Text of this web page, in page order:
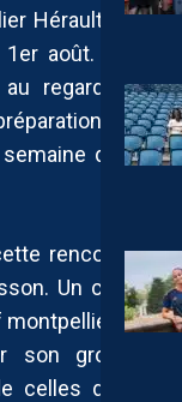
Hérault est
août. Une
au regard de
des
de la
rencontre
Un choix
montpelliérain
son groupe
celles de la